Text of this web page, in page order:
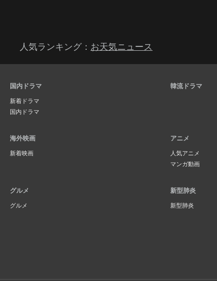
人気ランキング： お天気ニュース
国内ドラマ
新着ドラマ
国内ドラマ
韓流ドラマ
海外映画
新着映画
アニメ
人気アニメ
マンガ動画
グルメ
グルメ
新型肺炎
新型肺炎